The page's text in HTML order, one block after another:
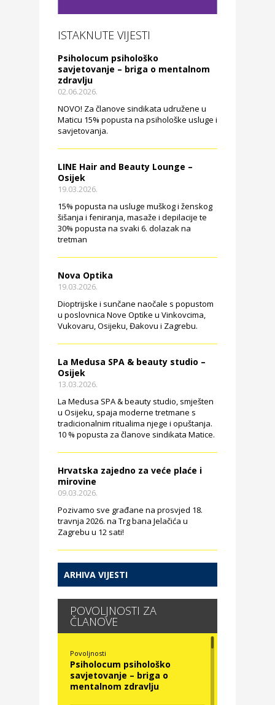
ISTAKNUTE VIJESTI
Psiholocum psihološko
savjetovanje – briga o mentalnom
zdravlju
02.06.2026.
NOVO! Za članove sindikata udružene u
Maticu 15% popusta na psihološke usluge i
savjetovanja.
LINE Hair and Beauty Lounge –
Osijek
19.03.2026.
15% popusta na usluge muškog i ženskog
šišanja i feniranja, masaže i depilacije te
30% popusta na svaki 6. dolazak na
tretman
Nova Optika
19.03.2026.
Dioptrijske i sunčane naočale s popustom
u poslovnica Nove Optike u Vinkovcima,
Vukovaru, Osijeku, Đakovu i Zagrebu.
La Medusa SPA & beauty studio –
Osijek
13.03.2026.
La Medusa SPA & beauty studio, smješten
u Osijeku, spaja moderne tretmane s
tradicionalnim ritualima njege i opuštanja.
10 % popusta za članove sindikata Matice.
Hrvatska zajedno za veće plaće i
mirovine
09.03.2026.
Pozivamo sve građane na prosvjed 18.
travnja 2026. na Trg bana Jelačića u
Zagrebu u 12 sati!
ARHIVA VIJESTI
POVOLJNOSTI ZA
ČLANOVE
Povoljnosti
Psiholocum psihološko
savjetovanje – briga o
mentalnom zdravlju